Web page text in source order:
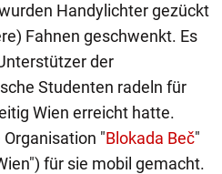
Handylichter gezückt
Fahnen geschwenkt. Es
der
Studenten radeln für
Wien erreicht hatte.
"Blokada Beč"
für sie mobil gemacht.